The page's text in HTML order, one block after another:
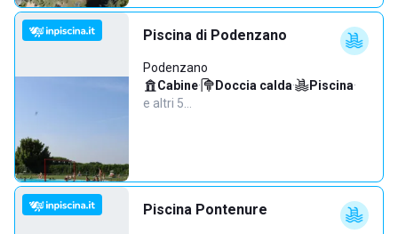
Piscina di Podenzano
Podenzano
Cabine· Doccia calda· Piscina·
e altri 5…
Piscina Pontenure